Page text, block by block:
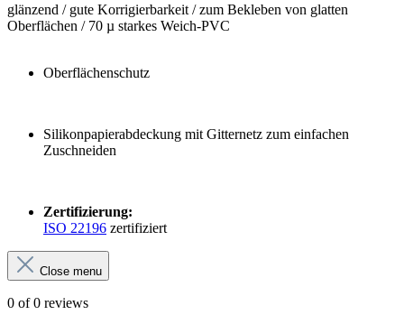
glänzend / gute Korrigierbarkeit / zum Bekleben von glatten
Oberflächen / 70 µ starkes Weich-PVC
Oberflächenschutz
Silikonpapierabdeckung mit Gitternetz zum einfachen
Zuschneiden
Zertifizierung:
ISO 22196 zertifiziert
Close menu
0 of 0 reviews